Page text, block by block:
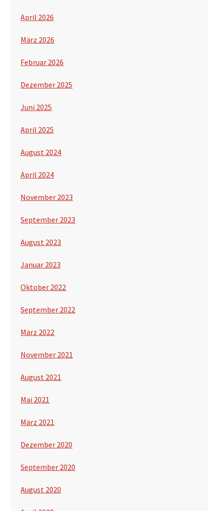
April 2026
März 2026
Februar 2026
Dezember 2025
Juni 2025
April 2025
August 2024
April 2024
November 2023
September 2023
August 2023
Januar 2023
Oktober 2022
September 2022
März 2022
November 2021
August 2021
Mai 2021
März 2021
Dezember 2020
September 2020
August 2020